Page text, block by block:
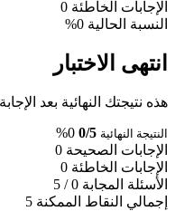
الإجابات الخاطئة 0
النسبة الحالية 0%
انتهى الاختبار
هذه نتيجتك النهائية بعد
النتيجة النهائية 0/5
0%
الإجابات الصحيحة 0
الإجابات الخاطئة 0
الأسئلة المجابة 0 / 5
إجمالي النقاط الممكنة 5